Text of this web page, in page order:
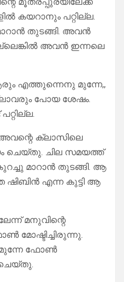
കയറാനും പറ്റില്ല.
തുടങ്ങി. അവന്‍
അവന്‍ ഇന്നലെ
എത്തുന്നെനു മുന്നേ,,
പോയ ശേഷം.
ക്ലാസിലെ
ചെയ്തു. ചില സമയത്ത്
മാറാന്‍ തുടങ്ങി. ആ
ഷിബിൻ എന്ന കുട്ടി ആ
മനുവിന്റെ
മോഷ്ടിച്ചിരുന്നു.
മുന്നേ ഫോൺ